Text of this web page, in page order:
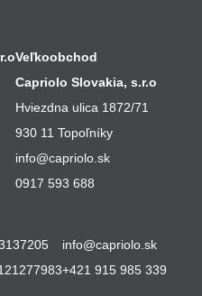
Veľkoobchod
Capriolo Slovakia, s.r.o
Hviezdna ulica 1872/71
930 11 Topoľníky
info@capriolo.sk
0917 593 688
info@capriolo.sk
+421 915 985 339